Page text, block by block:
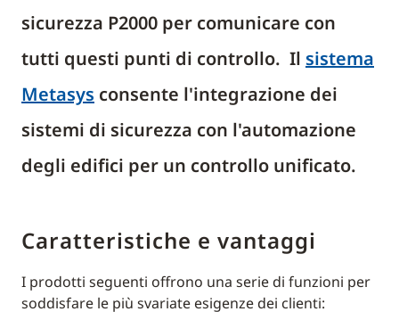
sicurezza P2000 per comunicare con
tutti questi punti di controllo. Il sistema
Metasys consente l'integrazione dei
sistemi di sicurezza con l'automazione
degli edifici per un controllo unificato.
Caratteristiche e vantaggi
I prodotti seguenti offrono una serie di funzioni per
soddisfare le più svariate esigenze dei clienti: